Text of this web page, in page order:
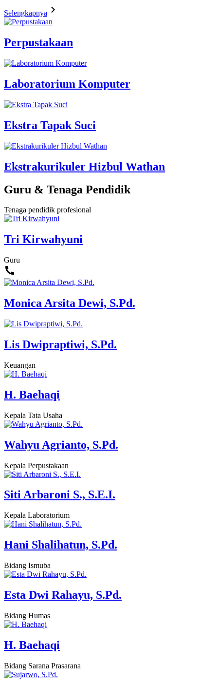
Selengkapnya
Perpustakaan
Laboratorium Komputer
Ekstra Tapak Suci
Ekstrakurikuler Hizbul Wathan
Guru & Tenaga Pendidik
Tenaga pendidik profesional
Tri Kirwahyuni
Guru
Monica Arsita Dewi, S.Pd.
Lis Dwipraptiwi, S.Pd.
Keuangan
H. Baehaqi
Kepala Tata Usaha
Wahyu Agrianto, S.Pd.
Kepala Perpustakaan
Siti Arbaroni S., S.E.I.
Kepala Laboratorium
Hani Shalihatun, S.Pd.
Bidang Ismuba
Esta Dwi Rahayu, S.Pd.
Bidang Humas
H. Baehaqi
Bidang Sarana Prasarana